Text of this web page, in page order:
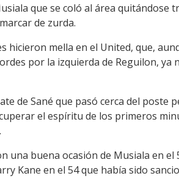
que se coló al área quitándose
de zurda.
hicieron mella en el United, que,
por la izquierda de Reguilon, ya
de Sané que pasó cerca del poste
el espíritu de los primeros
una buena ocasión de Musiala en
Kane en el 54 que había sido